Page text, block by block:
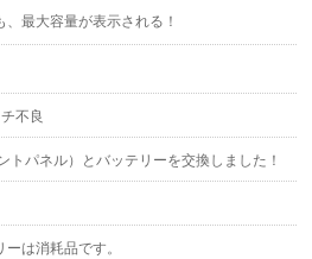
最大容量が表示される！
不良
パネル）とバッテリーを交換しました！
は消耗品です。